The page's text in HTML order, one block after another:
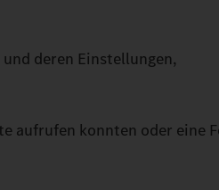
deren Einstellungen,
aufrufen konnten oder eine